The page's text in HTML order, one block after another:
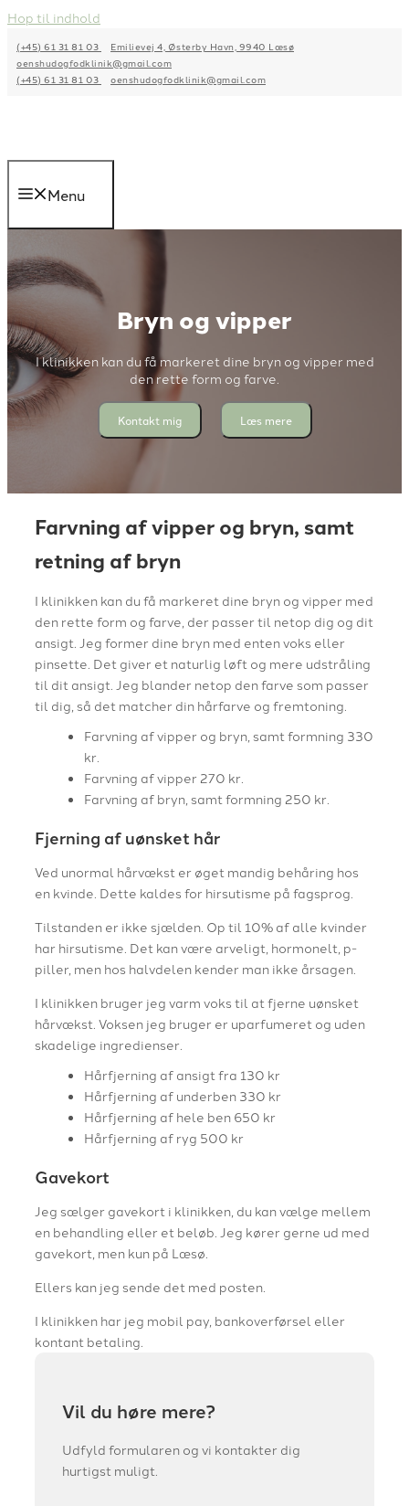
Hop til indhold
(+45) 61 31 81 03
Emilievej 4, Østerby Havn, 9940 Læsø
oenshudogfodklinik@gmail.com
(+45) 61 31 81 03
oenshudogfodklinik@gmail.com
Menu
Bryn og vipper
I klinikken kan du få markeret dine bryn og vipper med
den rette form og farve.
Kontakt mig Læs mere
Farvning af vipper og bryn, samt
retning af bryn
I klinikken kan du få markeret dine bryn og vipper med
den rette form og farve, der passer til netop dig og dit
ansigt. Jeg former dine bryn med enten voks eller
pinsette. Det giver et naturlig løft og mere udstråling
til dit ansigt. Jeg blander netop den farve som passer
til dig, så det matcher din hårfarve og fremtoning.
Farvning af vipper og bryn, samt formning 330
kr.
Farvning af vipper 270 kr.
Farvning af bryn, samt formning 250 kr.
Fjerning af uønsket hår
Ved unormal hårvækst er øget mandig behåring hos
en kvinde. Dette kaldes for hirsutisme på fagsprog.
Tilstanden er ikke sjælden. Op til 10% af alle kvinder
har hirsutisme. Det kan være arveligt, hormonelt, p-
piller, men hos halvdelen kender man ikke årsagen.
I klinikken bruger jeg varm voks til at fjerne uønsket
hårvækst. Voksen jeg bruger er uparfumeret og uden
skadelige ingredienser.
Hårfjerning af ansigt fra 130 kr
Hårfjerning af underben 330 kr
Hårfjerning af hele ben 650 kr
Hårfjerning af ryg 500 kr
Gavekort
Jeg sælger gavekort i klinikken, du kan vælge mellem
en behandling eller et beløb. Jeg kører gerne ud med
gavekort, men kun på Læsø.
Ellers kan jeg sende det med posten.
I klinikken har jeg mobil pay, bankoverførsel eller
kontant betaling.
Vil du høre mere?
Udfyld formularen og vi kontakter dig
hurtigst muligt.